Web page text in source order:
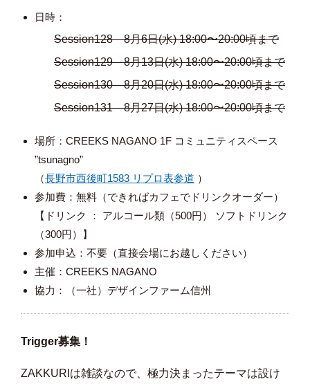
日時：
Session128 8月6日(水) 18:00〜20:00頃まで
Session129 8月13日(水) 18:00〜20:00頃まで
Session130 8月20日(水) 18:00〜20:00頃まで
Session131 8月27日(水) 18:00〜20:00頃まで
場所：CREEKS NAGANO 1F コミュニティスペース
”tsunagno”
（長野市西後町1583 リプロ表参道 ）
参加費：無料（できればカフェでドリンクオーダー）
【ドリンク ： アルコール類（500円） ソフトドリンク
（300円）】
参加申込：不要（直接会場にお越しください）
主催：CREEKS NAGANO
協力：（一社）デザインファーム信州
Trigger募集！
ZAKKURIは雑談なので、極力決まったテーマは設け